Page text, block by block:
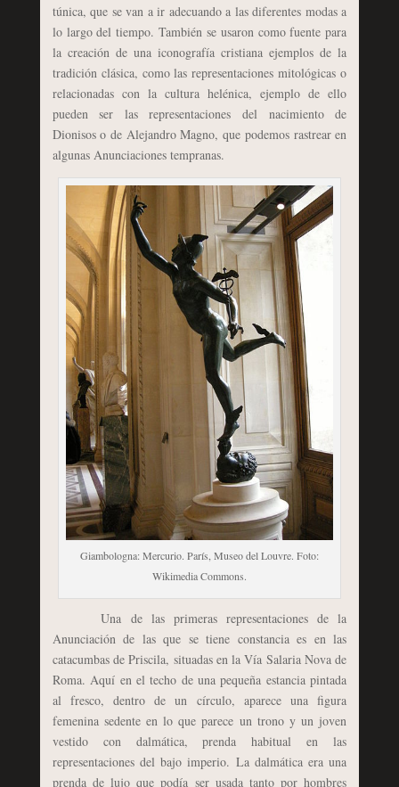
túnica, que se van a ir adecuando a las diferentes modas a
lo largo del tiempo. También se usaron como fuente para
la creación de una iconografía cristiana ejemplos de la
tradición clásica, como las representaciones mitológicas o
relacionadas con la cultura helénica, ejemplo de ello
pueden ser las representaciones del nacimiento de
Dionisos o de Alejandro Magno, que podemos rastrear en
algunas Anunciaciones tempranas.
Giambologna: Mercurio. París, Museo del Louvre. Foto:
Wikimedia Commons.
Una de las primeras representaciones de la
Anunciación de las que se tiene constancia es en las
catacumbas de Priscila, situadas en la Vía Salaria Nova de
Roma. Aquí en el techo de una pequeña estancia pintada
al fresco, dentro de un círculo, aparece una figura
femenina sedente en lo que parece un trono y un joven
vestido con dalmática, prenda habitual en las
representaciones del bajo imperio. La dalmática era una
prenda de lujo que podía ser usada tanto por hombres